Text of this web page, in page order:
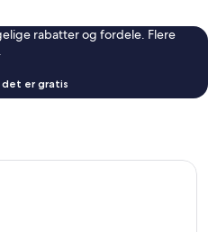
rabatter og fordele. Flere
det er gratis